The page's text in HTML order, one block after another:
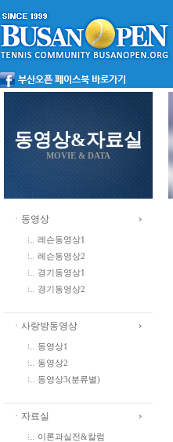
동영상&자료실
MOVIE & DATA
ㆍ동영상
레슨동영상1
레슨동영상2
경기동영상1
경기동영상2
ㆍ사랑방동영상
동영상1
동영상2
동영상3(분류별)
ㆍ자료실
이론과실전&칼럼